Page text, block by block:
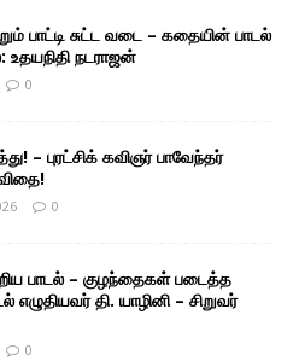
பாட்டி சுட்ட வடை – கதையின் பாடல்
உதயநிதி நடராஜன்
0
– புரட்சிக் கவிஞர் பாவேந்தர்
0
பாடல் – குழந்தைகள் படைத்த
எழுதியவர் தி. யாழினி – சிறுவர்
0